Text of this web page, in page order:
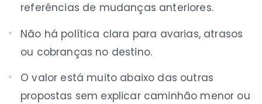
referências de mudanças anteriores.
Não há política clara para avarias, atrasos
ou cobranças no destino.
O valor está muito abaixo das outras
propostas sem explicar caminhão menor ou